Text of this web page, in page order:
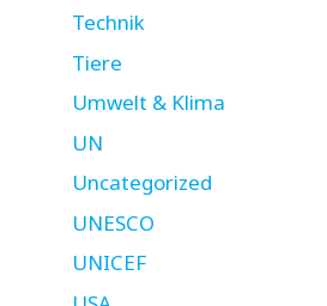
Technik
Tiere
Umwelt & Klima
UN
Uncategorized
UNESCO
UNICEF